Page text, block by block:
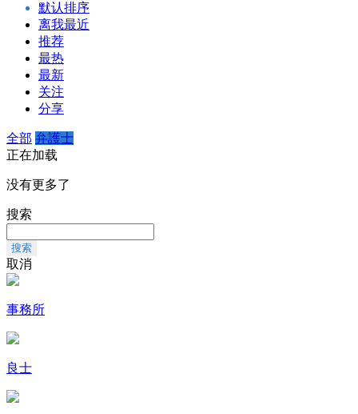
默认排序
离我最近
推荐
最热
最新
关注
分享
全部 弁護士
正在加载
没有更多了
搜索
搜索
取消
事務所
良士